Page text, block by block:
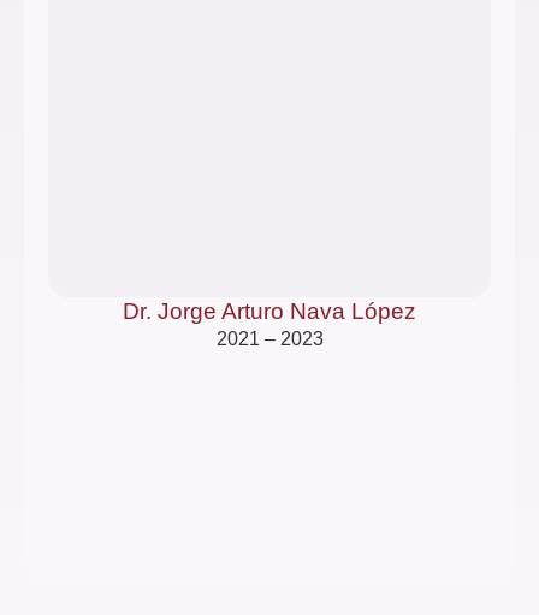
Dr. Jorge Arturo Nava López
2021 – 2023